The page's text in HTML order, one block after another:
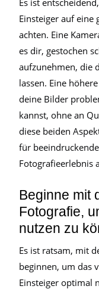
Einsteiger auf
achten. Eine
es dir, gestochen
aufzunehmen, die
lassen. Eine
deine Bilder
kannst, ohne an
diese beiden
für
Fotografieerlebnis
Beginne mit
Fotografie,
nutzen zu
Es ist ratsam, mit
beginnen, um das
Einsteiger optimal